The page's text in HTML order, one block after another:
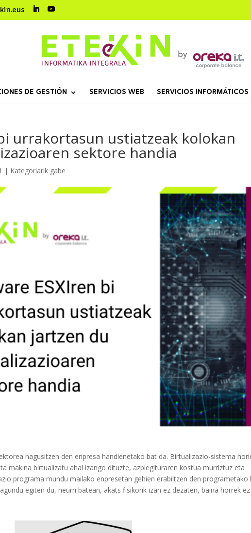
DE GESTIÓN SERVICIOS WEB SERVICIOS INFORMÁTICOS
urrakortasun ustiatzeak kolokan
sektore handia
| Kategoriarik gabe
nagusitzen den enpresa handienetako bat da. Birtualizazio-sistema
makina birtualizatu ahal izango dituzte, azpiegituraren kostua murriztuz eta
programa mundu mailako enpresetan gehien erabiltzen den programetako
egiten du, neurri batean, akats fisikorik izan ez dezaten, baina horrek